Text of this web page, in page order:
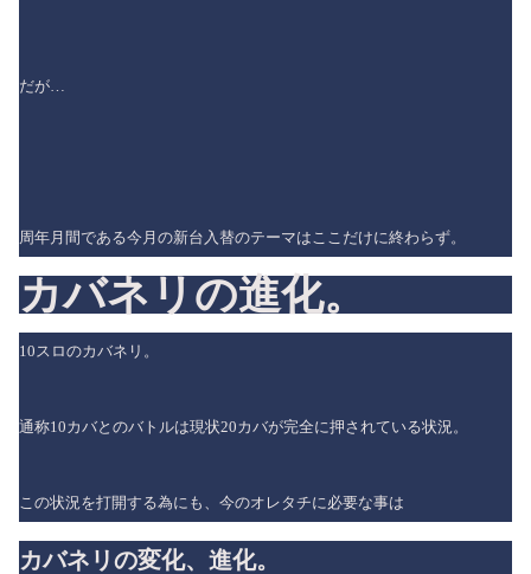
だが…
周年月間である今月の新台入替のテーマはここだけに終わらず。
カバネリの進化。
10スロのカバネリ。
通称10カバとのバトルは現状20カバが完全に押されている状況。
この状況を打開する為にも、今のオレタチに必要な事は
カバネリの変化、進化。